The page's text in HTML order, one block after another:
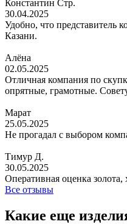
Константин Стр.
30.04.2025
Удобно, что представитель
Казани.
Алёна
02.05.2025
Отличная компания по
опрятные, грамотные.
Марат
25.05.2025
Не прогадал с выбором
Тимур Д.
30.05.2025
Оперативная оценка
Все отзывы
Какие еще